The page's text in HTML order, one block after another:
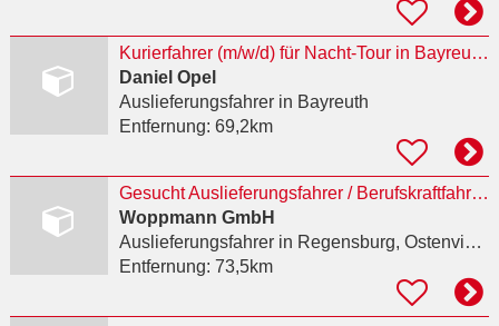
Kurierfahrer (m/w/d) für Nacht-Tour in Bayreuth und Umgebung / Bus kann n.H. mitgenommen werden
Daniel Opel
Auslieferungsfahrerin Bayreuth
Entfernung: 69,2km
Gesucht Auslieferungsfahrer / Berufskraftfahrer (m/w/d)
Woppmann GmbH
Auslieferungsfahrerin Regensburg, Ostenviertel
Entfernung: 73,5km